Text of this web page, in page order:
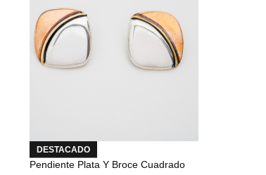
DESTACADO
Pendiente Plata Y Broce Cuadrado